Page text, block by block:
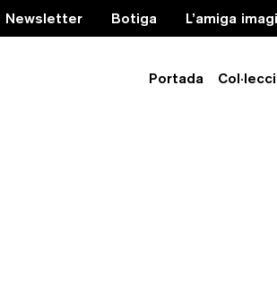
Newsletter Botiga L’amiga
Portada